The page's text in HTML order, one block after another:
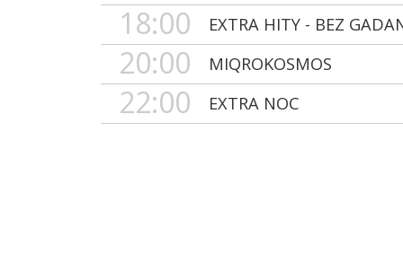
18:00
EXTRA HITY - BEZ
20:00 MIQROKOSMOS
22:00 EXTRA NOC